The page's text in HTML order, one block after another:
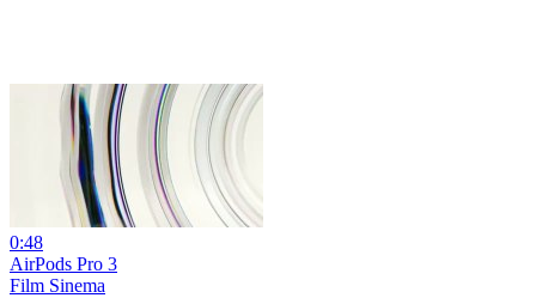
0:48
AirPods Pro 3
Film Sinema